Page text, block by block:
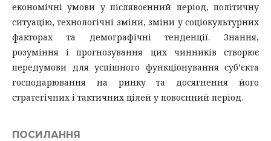
економічні умови у післявоєнний період, політичну
ситуацію, технологічні зміни, зміни у соціокультурних
факторах та демографічні тенденції. Знання,
розуміння і прогнозування цих чинників створює
передумови для успішного функціонування суб’єкта
господарювання на ринку та досягнення його
стратегічних і тактичних цілей у повоєнний період.
ПОСИЛАННЯ